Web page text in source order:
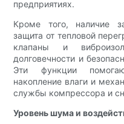
предприятиях.
Кроме того, наличие
защита от тепловой
клапаны и
долговечности и
Эти функции
накопление влаги и
службы компрессора и
Уровень шума и